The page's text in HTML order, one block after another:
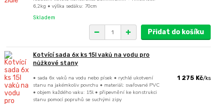
6,2kg • výška sedáku: 70cm
Skladem
Přidat do košíku
Kotvící sada 6x ks 15l vaků na vodu pro
nůžkové stany
• sada 6x vaků na vodu nebo písek • rychlé ukotvení
stanu na jakémkoliv povrchu • materiál: svařované PVC
• objem každého vaku: 15l • připevnění ke konstrukci
stanu pomocí popruhů se suchými zipy
1 275 Kč/ks